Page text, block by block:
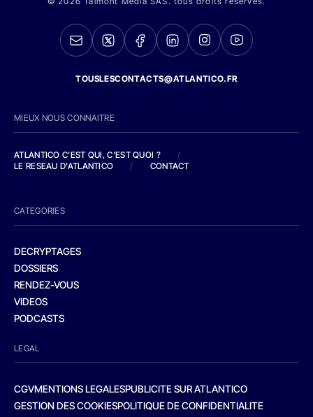
TOUSLESCONTACTS@ATLANTICO.FR
MIEUX NOUS CONNAITRE
ATLANTICO C'EST QUI, C'EST QUOI ?
/
LE RESEAU D'ATLANTICO
/ CONTACT
CATEGORIES
DECRYPTAGES
DOSSIERS
RENDEZ-VOUS
VIDEOS
PODCASTS
LEGAL
CGVMENTIONS LEGALESPUBLICITE SUR ATLANTICO
GESTION DES COOKIESPOLITIQUE DE CONFIDENTIALITE